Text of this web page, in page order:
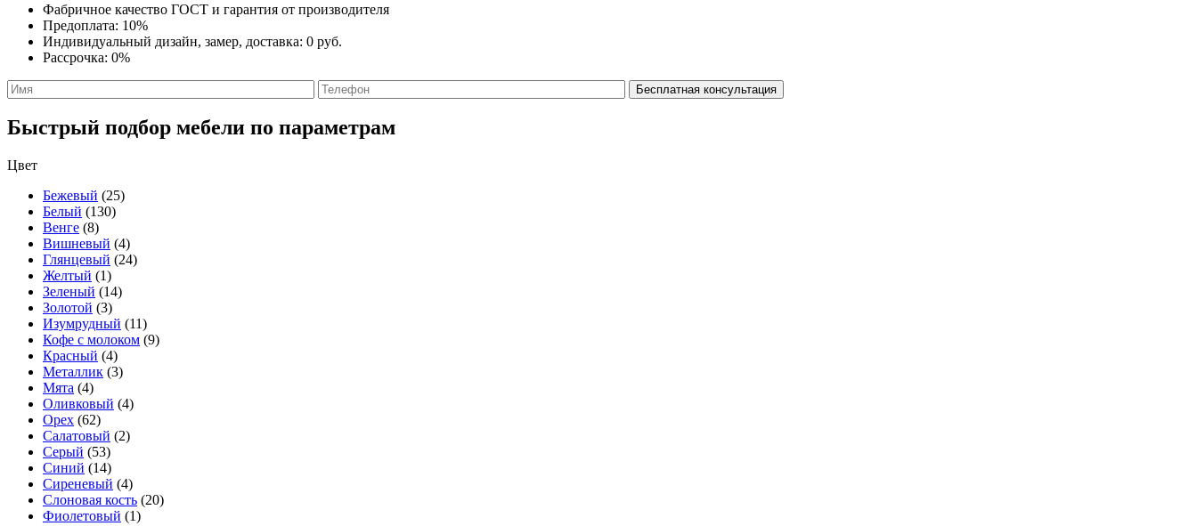
Фабричное качество ГОСТ и гарантия от производителя
Предоплата: 10%
Индивидуальный дизайн, замер, доставка: 0 руб.
Рассрочка: 0%
Быстрый подбор мебели по параметрам
Цвет
Бежевый (25)
Белый (130)
Венге (8)
Вишневый (4)
Глянцевый (24)
Желтый (1)
Зеленый (14)
Золотой (3)
Изумрудный (11)
Кофе с молоком (9)
Красный (4)
Металлик (3)
Мята (4)
Оливковый (4)
Орех (62)
Салатовый (2)
Серый (53)
Синий (14)
Сиреневый (4)
Слоновая кость (20)
Фиолетовый (1)